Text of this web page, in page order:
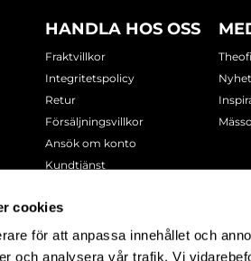
cookies
för att anpassa innehållet och
och analysera vår trafik. Vi
HANDLA HOS OSS
Fraktvillkor
Integritetspolicy
Retur
Försäljningsvillkor
Ansök om konto
Kundtjänst